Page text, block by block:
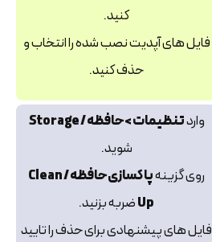
کنید.
فایل‌ های آپدیت نصب‌ شده را انتخاب و
حذف کنید.
واردتنظیمات > حافظه / Storage
شوید.
روی گزینه
پاکسازی حافظه / Clean
Upضربه بزنید.
فایل‌ های پیشنهادی برای حذف را تایید